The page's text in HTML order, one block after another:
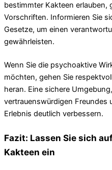
bestimmter Kakteen erlauben,
Vorschriften. Informieren Sie
Gesetze, um einen
gewährleisten.
Wenn Sie die psychoaktive
möchten, gehen Sie
heran. Eine sichere
vertrauenswürdigen Freundes
Erlebnis deutlich verbessern.
Fazit: Lassen Sie sich
Kakteen ein